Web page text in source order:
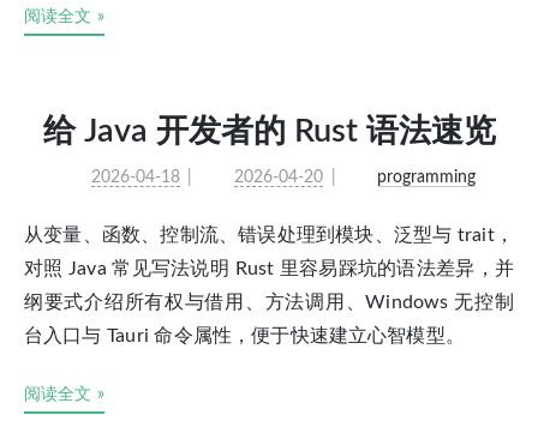
阅读全文 »
给 Java 开发者的 Rust 语法速览
2026-04-18 2026-04-20 programming
从变量、函数、控制流、错误处理到模块、泛型与 trait，
对照 Java 常见写法说明 Rust 里容易踩坑的语法差异，并
纲要式介绍所有权与借用、方法调用、Windows 无控制
台入口与 Tauri 命令属性，便于快速建立心智模型。
阅读全文 »